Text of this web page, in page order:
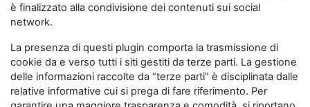
è finalizzato alla condivisione dei contenuti sui social
network.
La presenza di questi plugin comporta la trasmissione di
cookie da e verso tutti i siti gestiti da terze parti. La gestione
delle informazioni raccolte da “terze parti” è disciplinata dalle
relative informative cui si prega di fare riferimento. Per